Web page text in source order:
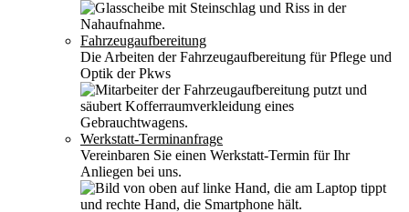
Fahrzeugaufbereitung
Die Arbeiten der Fahrzeugaufbereitung für Pflege und
Optik der Pkws
Werkstatt-Terminanfrage
Vereinbaren Sie einen Werkstatt-Termin für Ihr
Anliegen bei uns.